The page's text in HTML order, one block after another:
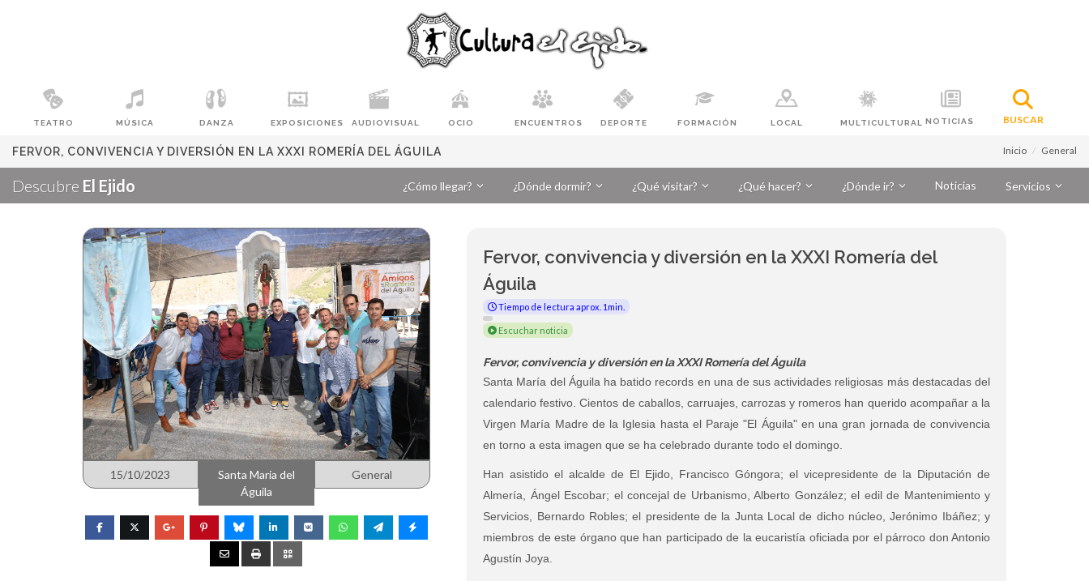
TEATRO MÚSICA DANZA EXPOSICIONES AUDIOVISUAL OCIO ENCUENTROS DEPORTE FORMACIÓN LOCAL MULTICULTURAL NOTICIAS BUSCAR
FERVOR, CONVIVENCIA Y DIVERSIÓN EN LA XXXI ROMERÍA DEL ÁGUILA Inicio General
Descubre El Ejido ¿Cómo llegar? ¿Dónde dormir? ¿Qué visitar? ¿Qué hacer? ¿Dónde ir? Noticias Servicios
15/10/2023
Santa María del
Águila
General
Fervor, convivencia y diversión en la XXXI Romería del
Águila
Tiempo de lectura aprox. 1min.
Escuchar noticia
Fervor, convivencia y diversión en la XXXI Romería del Águila
Santa María del Águila ha batido records en una de sus actividades religiosas más destacadas del
calendario festivo. Cientos de caballos, carruajes, carrozas y romeros han querido acompañar a la
Virgen María Madre de la Iglesia hasta el Paraje "El Águila" en una gran jornada de convivencia
en torno a esta imagen que se ha celebrado durante todo el domingo.
Han asistido el alcalde de El Ejido, Francisco Góngora; el vicepresidente de la Diputación de
Almería, Ángel Escobar; el concejal de Urbanismo, Alberto González; el edil de Mantenimiento y
Servicios, Bernardo Robles; el presidente de la Junta Local de dicho núcleo, Jerónimo Ibáñez; y
miembros de este órgano que han participado de la eucaristía oficiada por el párroco don Antonio
Agustín Joya.